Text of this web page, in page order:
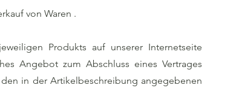
von Waren .
Produkts auf unserer Internetseite
Angebot zum Abschluss eines Vertrages
in der Artikelbeschreibung angegebenen